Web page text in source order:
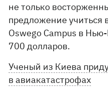
не только
предложение учиться
Oswego Campus в
700 долларов.
Ученый из Киева
в авиакатастрофах